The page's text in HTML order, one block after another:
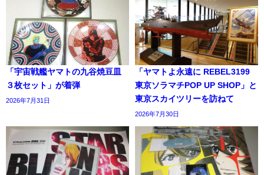
「宇宙戦艦ヤマトの九谷焼豆皿
３枚セット」が着弾
2026年7月31日
「ヤマトよ永遠に REBEL3199
東京ソラマチPOP UP SHOP」と
東京スカイツリーを訪ねて
2026年7月30日